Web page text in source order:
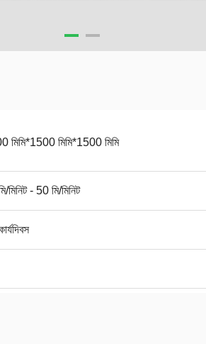
মিমি*1500 মিমি*1500 মিমি
মিনিট - 50 মি/মিনিট